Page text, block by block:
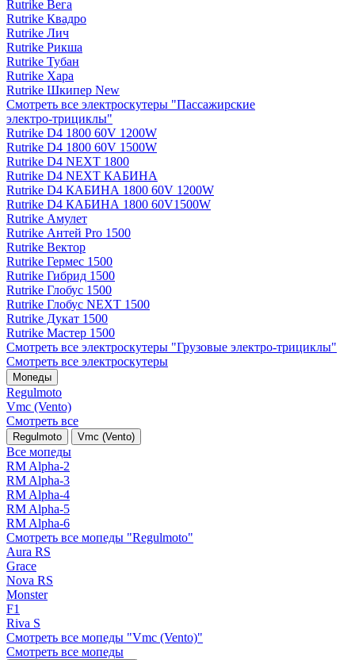
Rutrike Вега
Rutrike Квадро
Rutrike Лич
Rutrike Рикша
Rutrike Тубан
Rutrike Хара
Rutrike Шкипер New
Смотреть все электро­скутеры "Пассажирские
электро‑трициклы"
Rutrike D4 1800 60V 1200W
Rutrike D4 1800 60V 1500W
Rutrike D4 NEXT 1800
Rutrike D4 NEXT КАБИНА
Rutrike D4 КАБИНА 1800 60V 1200W
Rutrike D4 КАБИНА 1800 60V1500W
Rutrike Амулет
Rutrike Антей Pro 1500
Rutrike Вектор
Rutrike Гермес 1500
Rutrike Гибрид 1500
Rutrike Глобус 1500
Rutrike Глобус NEXT 1500
Rutrike Дукат 1500
Rutrike Мастер 1500
Смотреть все электро­скутеры "Грузовые электро‑трициклы"
Смотреть все электро­скутеры
Мопеды
Regulmoto
Vmc (Vento)
Смотреть все
Regulmoto Vmc (Vento)
Все мопеды
RM Alpha-2
RM Alpha-3
RM Alpha-4
RM Alpha-5
RM Alpha-6
Смотреть все мопеды "Regulmoto"
Aura RS
Grace
Nova RS
Monster
F1
Riva S
Смотреть все мопеды "Vmc (Vento)"
Смотреть все мопеды